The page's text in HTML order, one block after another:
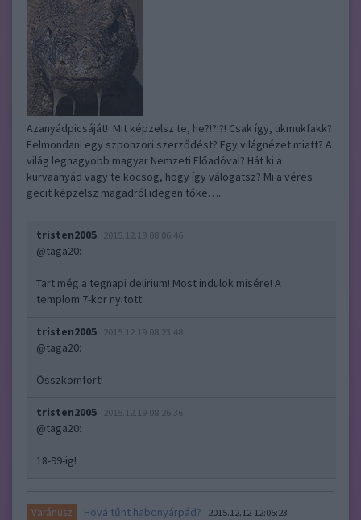
Azanyádpicsáját! Mit képzelsz te, he?!?!?! Csak így, ukmukfakk?
Felmondani egy szponzori szerződést? Egy világnézet miatt? A
világ legnagyobb magyar Nemzeti Előadóval? Hát ki a
kurvaanyád vagy te köcsög, hogy így válogatsz? Mi a véres
gecit képzelsz magadról idegen tőke…..
tristen2005 2015.12.19 08:06:46
@taga20:
Tart még a tegnapi delirium! Most indulok misére! A
templom 7-kor nyitott!
tristen2005 2015.12.19 08:23:48
@taga20:
Összkomfort!
tristen2005 2015.12.19 08:26:36
@taga20:
18-99-ig!
Varánusz Hová tűnt habonyárpád? 2015.12.12 12:05:23